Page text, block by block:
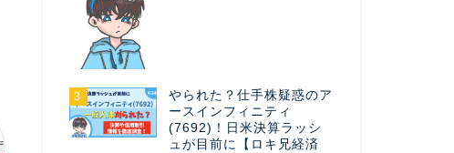
3
やられた？仕手株疑惑のア
ースインフィニティ
(7692)！日米決算ラッシ
ュが目前に【ロキ兄経済